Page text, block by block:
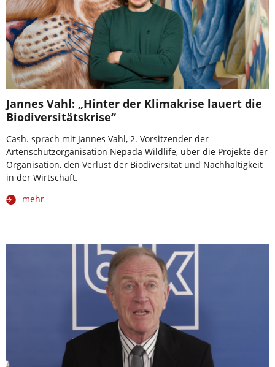
Jannes Vahl: „Hinter der Klimakrise lauert die
Biodiversitätskrise“
Cash. sprach mit Jannes Vahl, 2. Vorsitzender der
Artenschutzorganisation Nepada Wildlife, über die Projekte der
Organisation, den Verlust der Biodiversität und Nachhaltigkeit
in der Wirtschaft.
mehr